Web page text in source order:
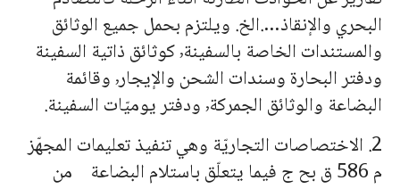
البحري والإنقاذ….الخ. ويلتزم بحمل جميع الوثائق
والمستندات الخاصة بالسفينة٬ كوثائق ذاتية السفينة
ودفتر البحارة وسندات الشحن والإيجار٬ وقائمة
البضاعة والوثائق الجمركة٬ ودفتر يوميّات السفينة.
2. الاختصاصات التجاريّة وهي تنفيذ تعليمات المجهّز
م 586 ق بح ج فيما يتعلّق باستلام البضاعة من